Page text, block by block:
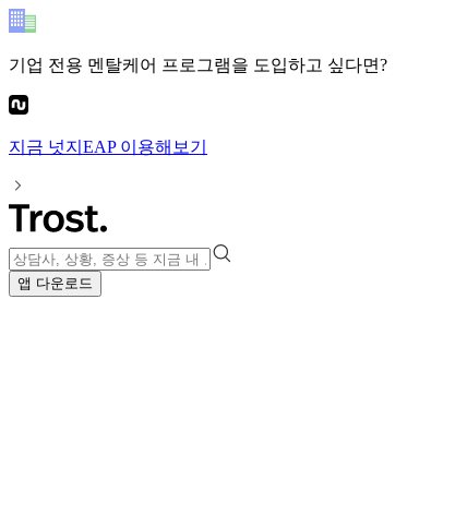
기업 전용 멘탈케어 프로그램을 도입하고 싶다면?
지금 넛지EAP이용해보기
앱 다운로드